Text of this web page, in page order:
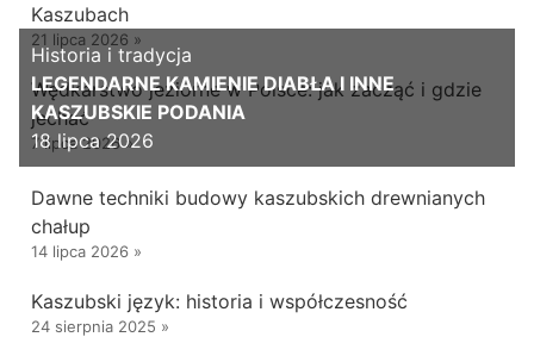
Kaszubach
21 lipca 2026 »
Wędkarstwo jeziorne w Polsce: jak zacząć i gdzie
jechać
7 lipca 2026 »
Historia i tradycja
LEGENDARNE KAMIENIE DIABŁA I INNE
KASZUBSKIE PODANIA
18 lipca 2026
Dawne techniki budowy kaszubskich drewnianych
chałup
14 lipca 2026 »
Kaszubski język: historia i współczesność
24 sierpnia 2025 »